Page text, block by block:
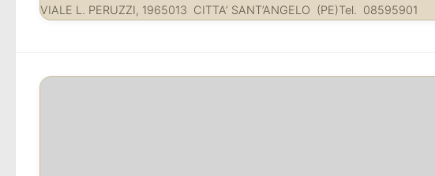
VIALE L. PERUZZI, 1965013 CITTA’ SANT’ANGELO (PE)Tel. 08595901